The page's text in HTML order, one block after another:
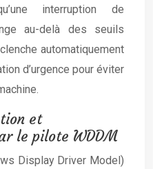
interruption de
au-delà des seuils
automatiquement
d’urgence pour éviter
et
le pilote WDDM
Display Driver Model)